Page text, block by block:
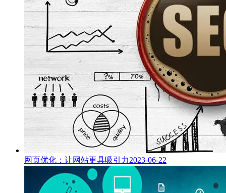
网页优化：让网站更具吸引力2023-06-22